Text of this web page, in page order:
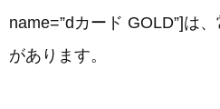
name=”dカード GOLD”]は
があります。